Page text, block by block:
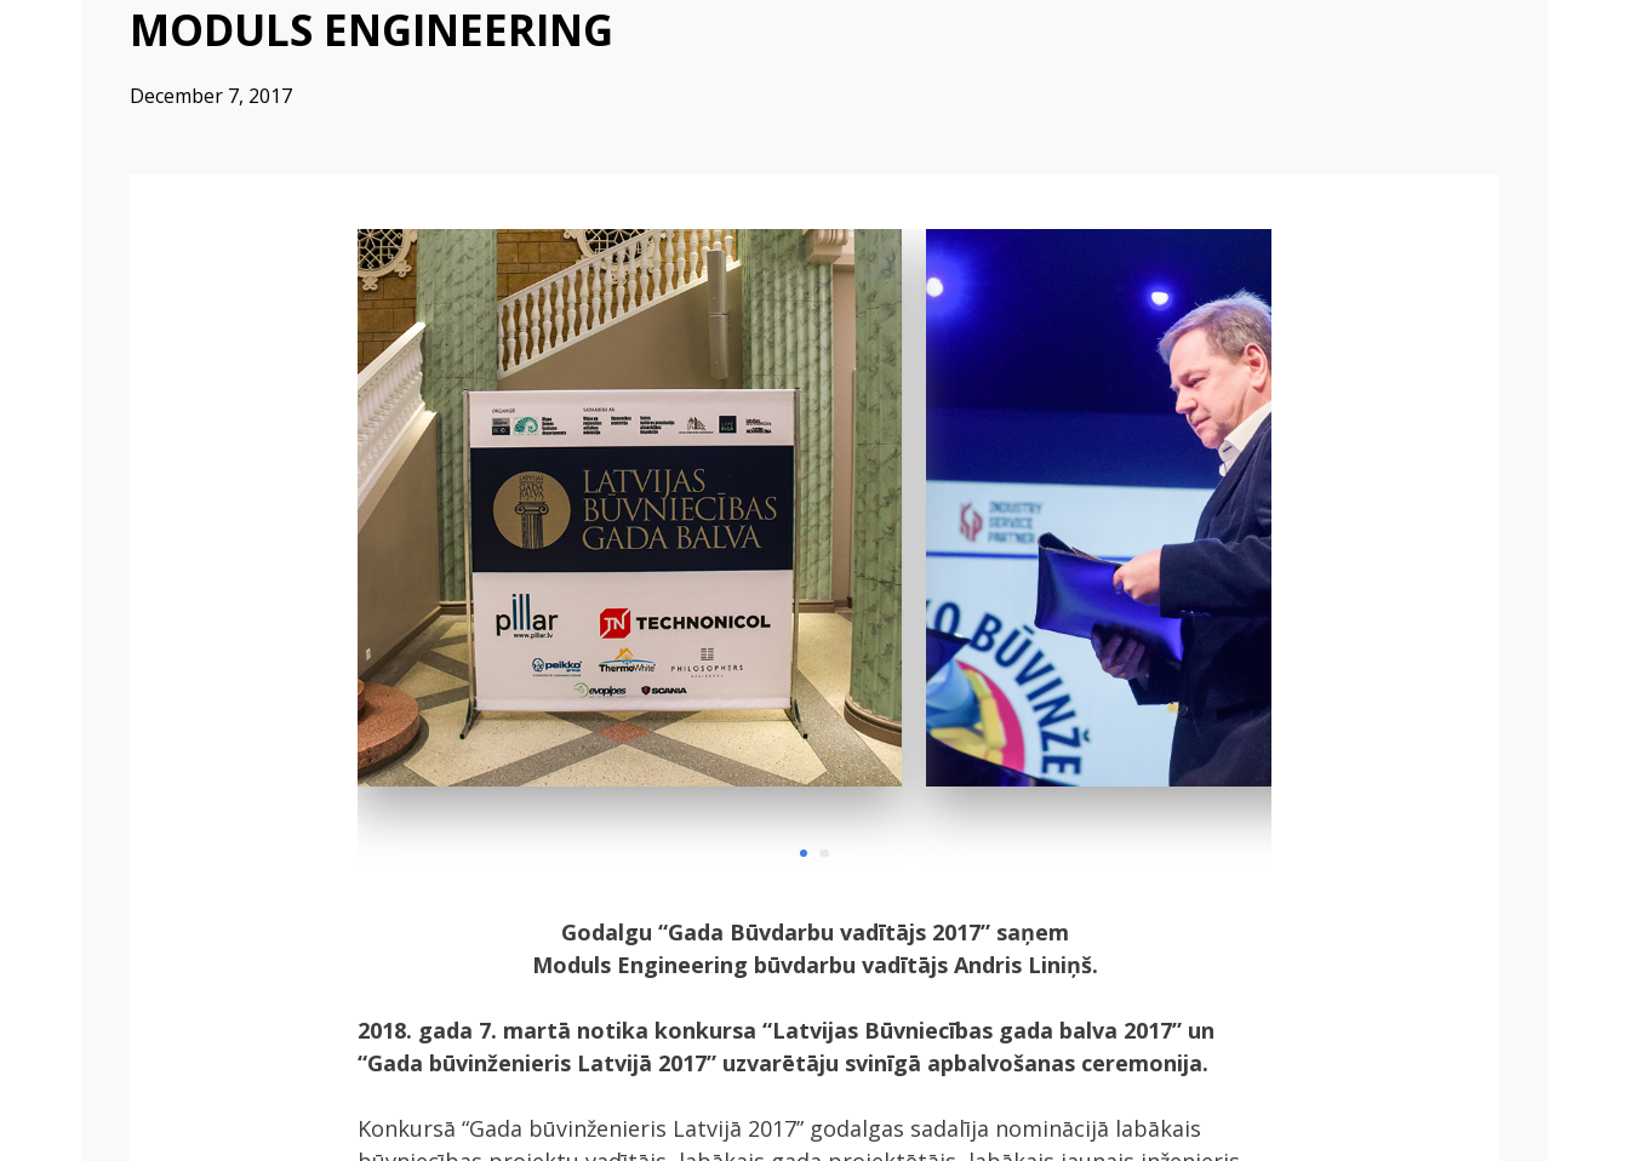
MODULS ENGINEERING
December 7, 2017
Godalgu “Gada Būvdarbu vadītājs 2017” saņem
Moduls Engineering būvdarbu vadītājs Andris Liniņš.
2018. gada 7. martā notika konkursa “Latvijas Būvniecības gada balva 2017” un
“Gada būvinženieris Latvijā 2017” uzvarētāju svinīgā apbalvošanas ceremonija.
Konkursā “Gada būvinženieris Latvijā 2017” godalgas sadalīja nominācijā labākais